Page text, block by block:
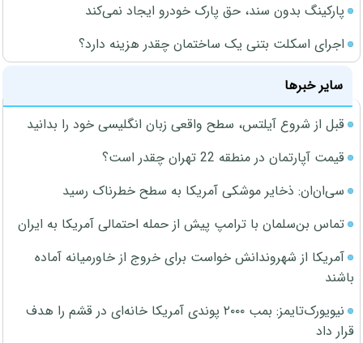
پارکینگ بدون سند، حق پارک خودرو ایجاد نمی‌کند
اجرای اسکلت بتنی یک ساختمان چقدر هزینه دارد؟
سایر خبرها
قبل از شروع آیلتس، سطح واقعی زبان انگلیسی خود را بدانید
قیمت آپارتمان در منطقه 22 تهران چقدر است؟
سی‌ان‌ان: ذخایر موشکی آمریکا به سطح خطرناک رسید
تماس بن‌سلمان با ترامپ پیش از حمله احتمالی آمریکا به ایران
آمریکا از شهروندانش خواست برای خروج از خاورمیانه آماده
باشند
نیویورک‌تایمز: بمب ۲۰۰۰ پوندی آمریکا خانه‌ای در قشم را هدف
قرار داد